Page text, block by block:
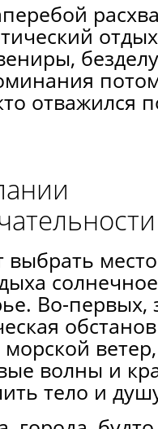
отважился
солнечное
Во-первых,
волны и
тело и